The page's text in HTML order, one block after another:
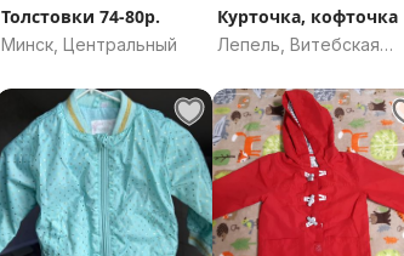
Толстовки 74-80р.
Минск, Центральный
Курточка, кофточка
Лепель, Витебская